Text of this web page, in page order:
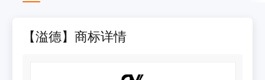
【溢德】商标详情